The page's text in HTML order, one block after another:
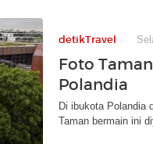
detikTravel
Foto
Polandia
Di ibukota Polandia
Taman bermain ini